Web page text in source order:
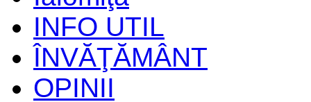
INFO UTIL
ÎNVĂŢĂMÂNT
OPINII